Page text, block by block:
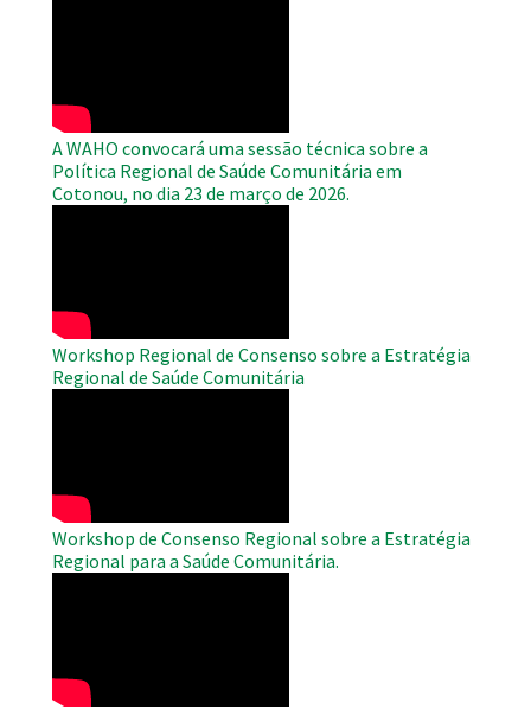
A WAHO convocará uma sessão técnica sobre a
Política Regional de Saúde Comunitária em
Cotonou, no dia 23 de março de 2026.
Workshop Regional de Consenso sobre a Estratégia
Regional de Saúde Comunitária
Workshop de Consenso Regional sobre a Estratégia
Regional para a Saúde Comunitária.